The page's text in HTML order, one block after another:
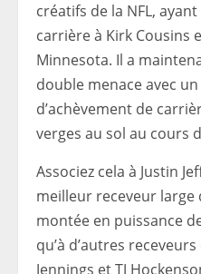
créatifs de la NFL,
carrière à Kirk Cousins
Minnesota. Il a
double menace avec
d’achèvement de
verges au sol au cours
Associez cela à Justin
meilleur receveur large
montée en puissance
qu’à d’autres
Jennings et TJ